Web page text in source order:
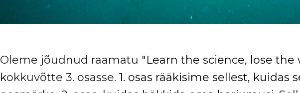
Oleme jõudnud raamatu "Learn the science, lose the
kokkuvõtte 3. osasse. 1. osas rääkisime sellest, kuidas